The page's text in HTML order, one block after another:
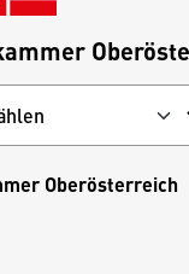
Oberösterreich